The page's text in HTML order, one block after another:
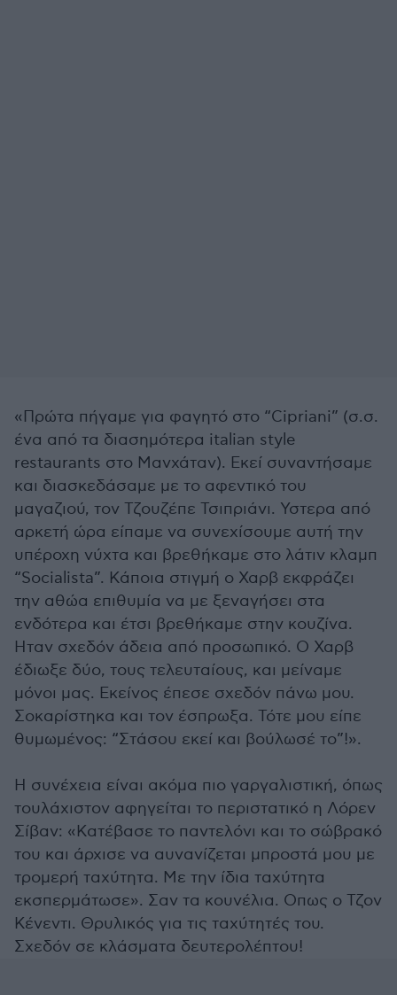
«Πρώτα πήγαμε για φαγητό στο “Cipriani” (σ.σ.
ένα από τα διασημότερα italian style
restaurants στο Μανχάταν). Εκεί συναντήσαμε
και διασκεδάσαμε με το αφεντικό του
μαγαζιού, τον Τζουζέπε Τσιπριάνι. Υστερα από
αρκετή ώρα είπαμε να συνεχίσουμε αυτή την
υπέροχη νύχτα και βρεθήκαμε στο λάτιν κλαμπ
“Socialista”. Κάποια στιγμή ο Χαρβ εκφράζει
την αθώα επιθυμία να με ξεναγήσει στα
ενδότερα και έτσι βρεθήκαμε στην κουζίνα.
Ηταν σχεδόν άδεια από προσωπικό. Ο Χαρβ
έδιωξε δύο, τους τελευταίους, και μείναμε
μόνοι μας. Εκείνος έπεσε σχεδόν πάνω μου.
Σοκαρίστηκα και τον έσπρωξα. Τότε μου είπε
θυμωμένος: “Στάσου εκεί και βούλωσέ το”!».
Η συνέχεια είναι ακόμα πιο γαργαλιστική, όπως
τουλάχιστον αφηγείται το περιστατικό η Λόρεν
Σίβαν: «Κατέβασε το παντελόνι και το σώβρακό
του και άρχισε να αυνανίζεται μπροστά μου με
τρομερή ταχύτητα. Με την ίδια ταχύτητα
εκσπερμάτωσε». Σαν τα κουνέλια. Οπως ο Τζον
Κένεντι. Θρυλικός για τις ταχύτητές του.
Σχεδόν σε κλάσματα δευτερολέπτου!